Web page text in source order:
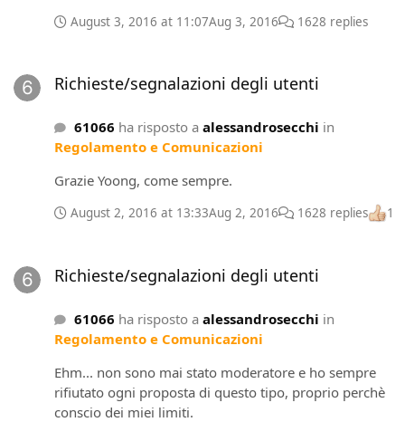
August 3, 2016 at 11:07Aug 3, 2016 1628 replies
Richieste/segnalazioni degli utenti
61066 ha risposto aalessandrosecchi in
Regolamento e Comunicazioni
Grazie Yoong, come sempre.
August 2, 2016 at 13:33Aug 2, 2016 1628 replies 1
Richieste/segnalazioni degli utenti
61066 ha risposto aalessandrosecchi in
Regolamento e Comunicazioni
Ehm... non sono mai stato moderatore e ho sempre
rifiutato ogni proposta di questo tipo, proprio perchè
conscio dei miei limiti.